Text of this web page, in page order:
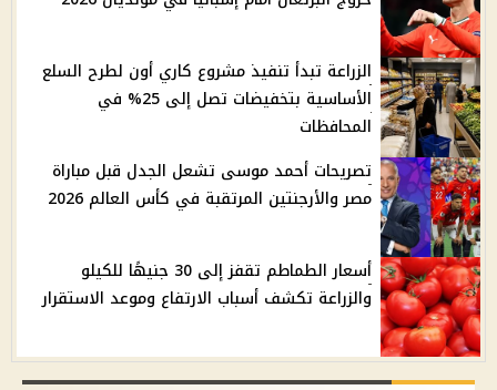
الزراعة تبدأ تنفيذ مشروع كاري أون لطرح السلع
الأساسية بتخفيضات تصل إلى 25% في
المحافظات
تصريحات أحمد موسى تشعل الجدل قبل مباراة
مصر والأرجنتين المرتقبة في كأس العالم 2026
أسعار الطماطم تقفز إلى 30 جنيهًا للكيلو
والزراعة تكشف أسباب الارتفاع وموعد الاستقرار